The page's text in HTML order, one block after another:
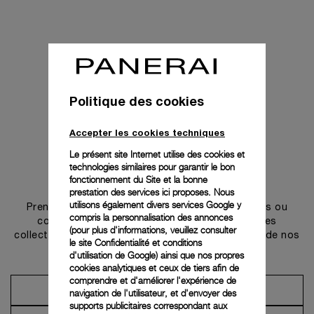
Prendre contact
Prenez rendez-vous dans l’une de nos boutiques ou
contactez notre conciergerie pour découvrir les
collections et bénéficier des conseils ou services de nos
ambassadeurs.
Prendre un rendez-vous
Politique des cookies
Accepter les cookies techniques
Le présent site Internet utilise des cookies et
technologies similaires pour garantir le bon
fonctionnement du Site et la bonne
prestation des services ici proposes. Nous
utilisons également divers services Google y
compris la personnalisation des annonces
(pour plus d'informations, veuillez consulter
le site Confidentialité et conditions
d'utilisation de Google) ainsi que nos propres
cookies analytiques et ceux de tiers afin de
comprendre et d'améliorer l'expérience de
navigation de l'utilisateur, et d'envoyer des
supports publicitaires correspondant aux